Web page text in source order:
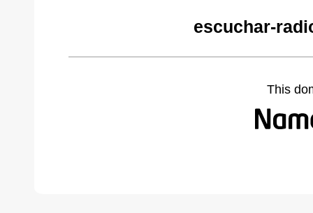
escuchar-
This